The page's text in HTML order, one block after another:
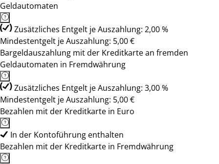
Geldautomaten
Zusätzliches Entgelt je Auszahlung: 2,00 %
Mindestentgelt je Auszahlung: 5,00 €
Bargeldauszahlung mit der Kreditkarte an fremden
Geldautomaten in Fremdwährung
Zusätzliches Entgelt je Auszahlung: 3,00 %
Mindestentgelt je Auszahlung: 5,00 €
Bezahlen mit der Kreditkarte in Euro
In der Kontoführung enthalten
Bezahlen mit der Kreditkarte in Fremdwährung